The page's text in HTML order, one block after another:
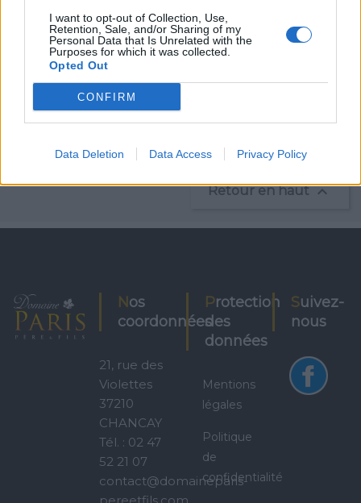
I want to opt-out of Collection, Use,
Retention, Sale, and/or Sharing of my
Personal Data that Is Unrelated with the
Purposes for which it was collected.
Opted Out
CONFIRM
Data Deletion Data Access Privacy Policy
Visite Guidée Des Caves...
Affichage 1-1 de 1 article(s)
Retour en haut
Nos
coordonnées
21, rue des
Violettes
37210
CHANCAY
Tél. : 02 47
52 21 07
contact@domaineparis-
Protection
des
données
Mentions
légales
Politique
de
confidentialité
Suivez-
nous